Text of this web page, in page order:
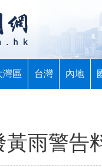
灣區 台灣 內地
黃雨警告